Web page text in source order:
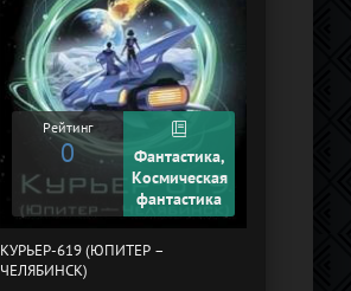
Рейтинг
0
Фантастика,
Космическая
фантастика
КУРЬЕР-619 (ЮПИТЕР –
ЧЕЛЯБИНСК)